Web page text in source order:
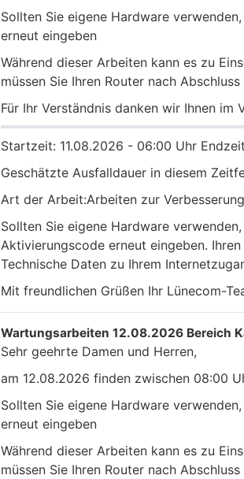
Sollten Sie eigene Hardware
erneut eingeben
Während dieser Arbeiten kann es zu
müssen Sie Ihren Router nach
Für Ihr Verständnis danken wir Ihnen im
Startzeit: 11.08.2026 - 06:00 Uhr
Geschätzte Ausfalldauer in diesem
Art der Arbeit:Arbeiten zur
Sollten Sie eigene Hardware
Aktivierungscode erneut eingeben.
Technische Daten zu Ihrem
Mit freundlichen Grüßen Ihr Lünecom-
Wartungsarbeiten 12.08.2026 Bereich
Sehr geehrte Damen und Herren,
am 12.08.2026 finden zwischen 08:00
Sollten Sie eigene Hardware
erneut eingeben
Während dieser Arbeiten kann es zu
müssen Sie Ihren Router nach